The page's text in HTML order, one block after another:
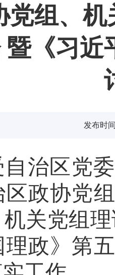
党组、
暨《习
发布时
自治区党
政协党
关党组
政》第